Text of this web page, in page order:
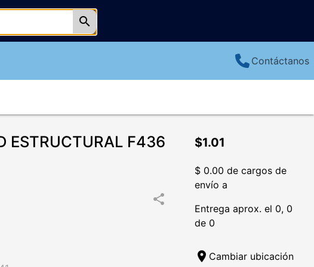
search
Contáctanos
ESTRUCTURAL F436
share
$1.01
$ 0.00 de cargos de
envío a
Entrega aprox. el 0, 0
de 0
location_on Cambiar ubicación